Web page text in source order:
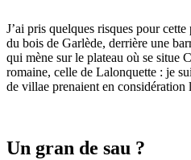
J’ai pris quelques risques pour
du bois de Garlède, derrière une
qui mène sur le plateau où se situe
romaine, celle de Lalonquette : je
de villae prenaient en considération
Un gran de sau ?